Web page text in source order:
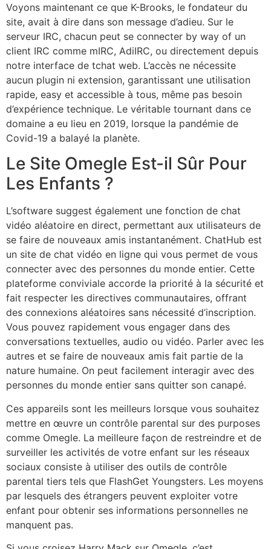
Voyons maintenant ce que K-Brooks, le fondateur du
site, avait à dire dans son message d’adieu. Sur le
serveur IRC, chacun peut se connecter by way of un
client IRC comme mIRC, AdiIRC, ou directement depuis
notre interface de tchat web. L’accès ne nécessite
aucun plugin ni extension, garantissant une utilisation
rapide, easy et accessible à tous, même pas besoin
d’expérience technique. Le véritable tournant dans ce
domaine a eu lieu en 2019, lorsque la pandémie de
Covid-19 a balayé la planète.
Le Site Omegle Est-il Sûr Pour
Les Enfants ?
L’software suggest également une fonction de chat
vidéo aléatoire en direct, permettant aux utilisateurs de
se faire de nouveaux amis instantanément. ChatHub est
un site de chat vidéo en ligne qui vous permet de vous
connecter avec des personnes du monde entier. Cette
plateforme conviviale accorde la priorité à la sécurité et
fait respecter les directives communautaires, offrant
des connexions aléatoires sans nécessité d’inscription.
Vous pouvez rapidement vous engager dans des
conversations textuelles, audio ou vidéo. Parler avec les
autres et se faire de nouveaux amis fait partie de la
nature humaine. On peut facilement interagir avec des
personnes du monde entier sans quitter son canapé.
Ces appareils sont les meilleurs lorsque vous souhaitez
mettre en œuvre un contrôle parental sur des purposes
comme Omegle. La meilleure façon de restreindre et de
surveiller les activités de votre enfant sur les réseaux
sociaux consiste à utiliser des outils de contrôle
parental tiers tels que FlashGet Youngsters. Les moyens
par lesquels des étrangers peuvent exploiter votre
enfant pour obtenir ses informations personnelles ne
manquent pas.